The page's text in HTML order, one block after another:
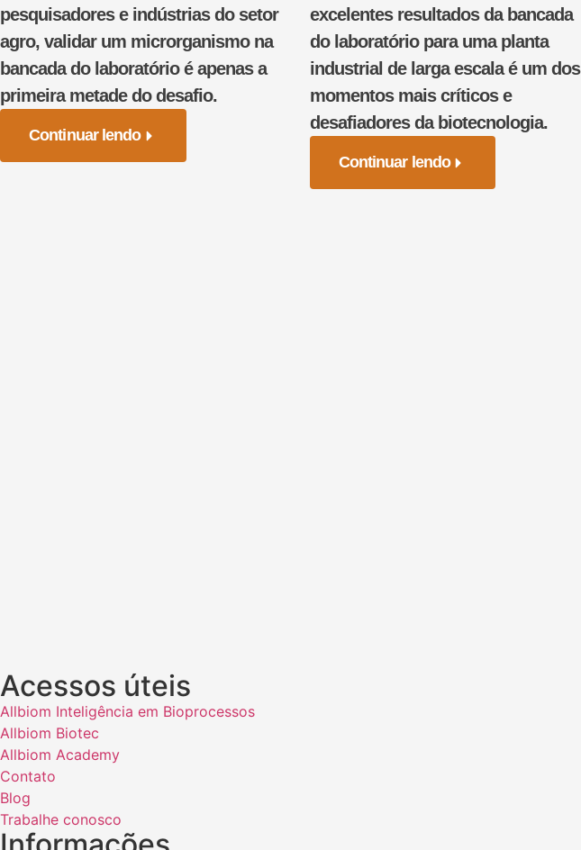
pesquisadores e indústrias do setor
agro, validar um microrganismo na
bancada do laboratório é apenas a
primeira metade do desafio.
Continuar lendo
excelentes resultados da bancada
do laboratório para uma planta
industrial de larga escala é um dos
momentos mais críticos e
desafiadores da biotecnologia.
Continuar lendo
Acessos úteis
Allbiom Inteligência em Bioprocessos
Allbiom Biotec
Allbiom Academy
Contato
Blog
Trabalhe conosco